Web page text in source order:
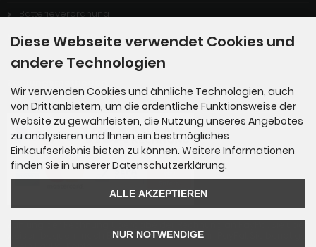
Batterieverordnung
Stellenangebote
Zahlung per Rechnung: Übergabe der Rechnung an PayPal. Sie über
weisen bequem nach Erhalt der Ware direkt an PayPal. Sie benötige
Diese Webseite verwendet Cookies und
andere Technologien
Wir verwenden Cookies und ähnliche Technologien, auch
von Drittanbietern, um die ordentliche Funktionsweise der
Website zu gewährleisten, die Nutzung unseres Angebotes
zu analysieren und Ihnen ein bestmögliches
Einkaufserlebnis bieten zu können. Weitere Informationen
finden Sie in unserer Datenschutzerklärung.
ALLE AKZEPTIEREN
NUR NOTWENDIGE